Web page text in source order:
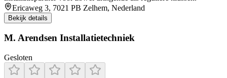
Ericaweg 3, 7021 PB Zelhem, Nederland
Bekijk details
M. Arendsen Installatietechniek
Gesloten